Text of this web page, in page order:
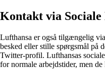
Kontakt via
Lufthansa er også tilgængelig
besked eller stille spørgsmål på
Twitter-profil. Lufthansas
for normale arbejdstider, men